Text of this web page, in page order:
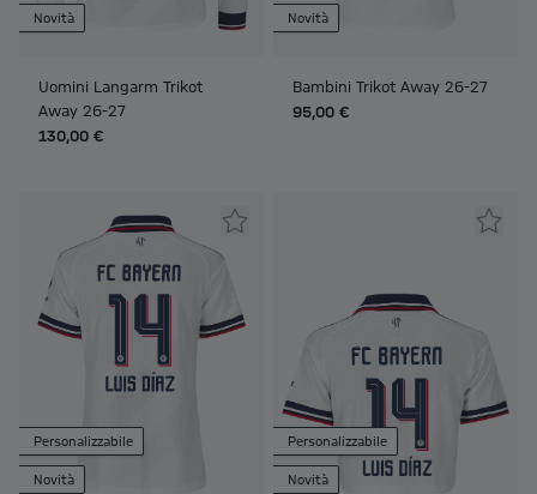
Novità
Uomini Langarm Trikot
Away 26-27
130,00 €
Novità
Bambini Trikot Away 26-27
95,00 €
Personalizzabile
Novità
Personalizzabile
Novità